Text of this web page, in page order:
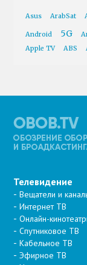
Asus ArabSat
Android 5G
Apple TV ABS
Телевидение
Вещатели и
Интернет ТВ
Онлайн-
Спутниковое ТВ
Кабельное ТВ
Эфирное ТВ